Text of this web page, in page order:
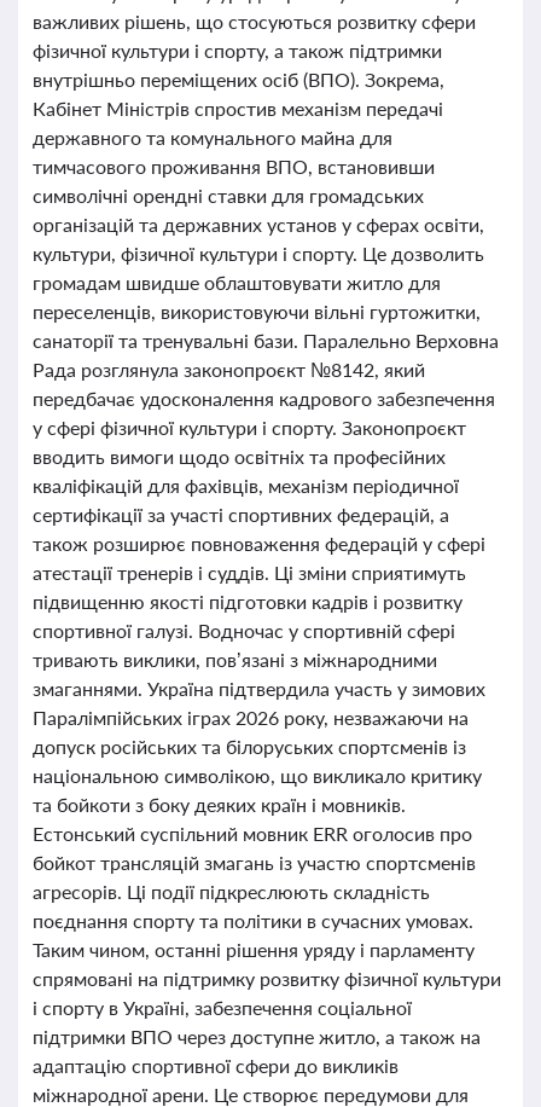
важливих рішень, що стосуються розвитку сфери
фізичної культури і спорту, а також підтримки
внутрішньо переміщених осіб (ВПО). Зокрема,
Кабінет Міністрів спростив механізм передачі
державного та комунального майна для
тимчасового проживання ВПО, встановивши
символічні орендні ставки для громадських
організацій та державних установ у сферах освіти,
культури, фізичної культури і спорту. Це дозволить
громадам швидше облаштовувати житло для
переселенців, використовуючи вільні гуртожитки,
санаторії та тренувальні бази. Паралельно Верховна
Рада розглянула законопроєкт №8142, який
передбачає удосконалення кадрового забезпечення
у сфері фізичної культури і спорту. Законопроєкт
вводить вимоги щодо освітніх та професійних
кваліфікацій для фахівців, механізм періодичної
сертифікації за участі спортивних федерацій, а
також розширює повноваження федерацій у сфері
атестації тренерів і суддів. Ці зміни сприятимуть
підвищенню якості підготовки кадрів і розвитку
спортивної галузі. Водночас у спортивній сфері
тривають виклики, пов’язані з міжнародними
змаганнями. Україна підтвердила участь у зимових
Паралімпійських іграх 2026 року, незважаючи на
допуск російських та білоруських спортсменів із
національною символікою, що викликало критику
та бойкоти з боку деяких країн і мовників.
Естонський суспільний мовник ERR оголосив про
бойкот трансляцій змагань із участю спортсменів
агресорів. Ці події підкреслюють складність
поєднання спорту та політики в сучасних умовах.
Таким чином, останні рішення уряду і парламенту
спрямовані на підтримку розвитку фізичної культури
і спорту в Україні, забезпечення соціальної
підтримки ВПО через доступне житло, а також на
адаптацію спортивної сфери до викликів
міжнародної арени. Це створює передумови для